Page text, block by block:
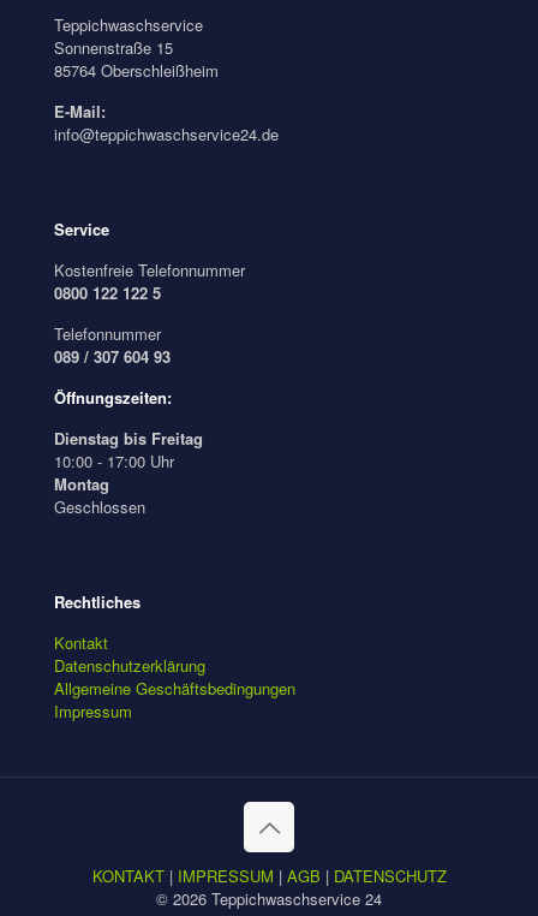
Teppichwaschservice
Sonnenstraße 15
85764 Oberschleißheim
E-Mail:
info@teppichwaschservice24.de
Service
Kostenfreie Telefonnummer
0800 122 122 5
Telefonnummer
089 / 307 604 93
Öffnungszeiten:
Dienstag bis Freitag
10:00 - 17:00 Uhr
Montag
Geschlossen
Rechtliches
Kontakt
Datenschutzerklärung
Allgemeine Geschäftsbedingungen
Impressum
KONTAKT| IMPRESSUM | AGB | DATENSCHUTZ
© 2026 Teppichwaschservice 24